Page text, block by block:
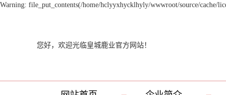
Warning: file_put_contents(/home/hclyyxhycklhyly/wwwroot/source/cache/
您好，欢迎光临皇城鹿业官方网站！